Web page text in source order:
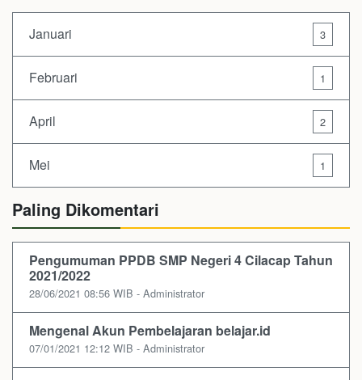
Januari 3
Februari 1
April 2
Mei 1
Paling Dikomentari
Pengumuman PPDB SMP Negeri 4 Cilacap Tahun
2021/2022
28/06/2021 08:56 WIB - Administrator
Mengenal Akun Pembelajaran belajar.id
07/01/2021 12:12 WIB - Administrator